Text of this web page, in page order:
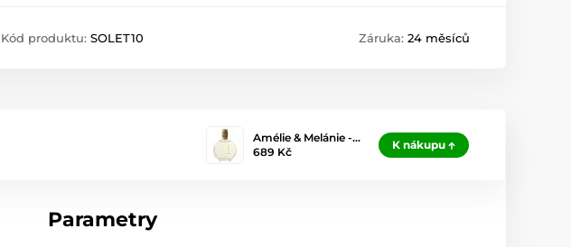
Kód produktu: SOLET10 Záruka: 24 měsíců
Amélie & Melánie -…
689 Kč
K nákupu
Parametry